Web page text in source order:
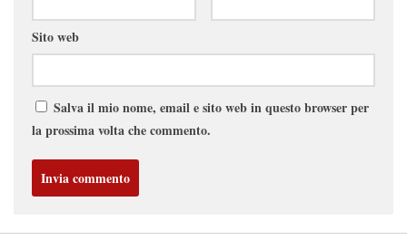
Sito web
Salva il mio nome, email e sito web in questo browser per
la prossima volta che commento.